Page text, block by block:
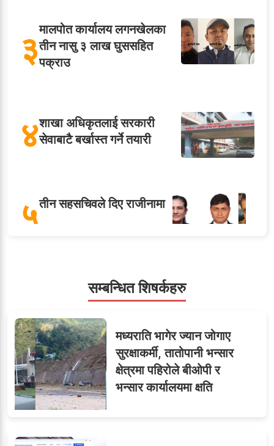
३मालपोत कार्यालय लगनखेलका
तीन नासु ३ लाख घुससहित
पक्राउ
४शाखा अधिकृतलाई सरकारी
सेवाबाटै बर्खास्त गर्ने तयारी
५तीन सहसचिवले दिए राजीनामा
सहसचिवमा प्रथम भएका
विजयकुमार शर्माको लोकसेवा
टिप्स
७ओएनएमका नाममा अत्याचार :
सब–इन्जिनियरहरुको गम्भीर
ध्यानाकर्षण
सम्बन्धित शिषर्कहरु
मध्यराति भागेर ज्यान जोगाए
सुरक्षाकर्मी, तातोपानी भन्सार
क्षेत्रमा पहिरोले बीओपी र
भन्सार कार्यालयमा क्षति